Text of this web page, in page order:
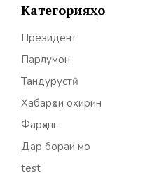
Категорияҳо
Президент
Парлумон
Тандурустӣ
Хабарҳои охирин
Фарҳанг
Дар бораи мо
test